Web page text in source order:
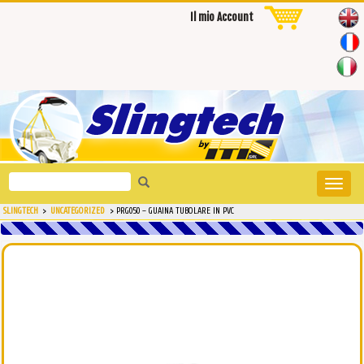
Il mio Account
Toggle
Search
for:
SLINGTECH > UNCATEGORIZED > PRG050 – GUAINA TUBOLARE IN PVC